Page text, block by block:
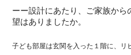
ーー設計にあたり、ご家族から
望はありましたか。
子ども部屋は玄関を入った１階に、リ